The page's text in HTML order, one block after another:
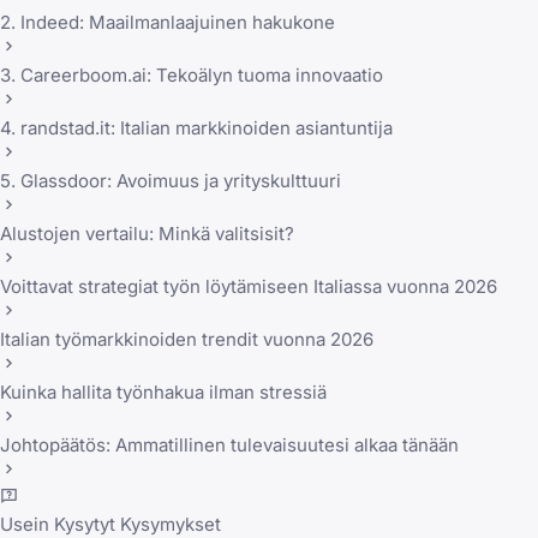
2. Indeed: Maailmanlaajuinen hakukone
3. Careerboom.ai: Tekoälyn tuoma innovaatio
4. randstad.it: Italian markkinoiden asiantuntija
5. Glassdoor: Avoimuus ja yrityskulttuuri
Alustojen vertailu: Minkä valitsisit?
Voittavat strategiat työn löytämiseen Italiassa vuonna 2026
Italian työmarkkinoiden trendit vuonna 2026
Kuinka hallita työnhakua ilman stressiä
Johtopäätös: Ammatillinen tulevaisuutesi alkaa tänään
Usein Kysytyt Kysymykset